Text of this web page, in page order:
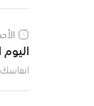
الأحد ، 31